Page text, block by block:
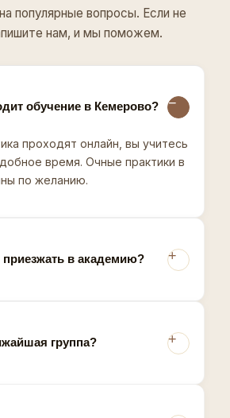
популярные вопросы. Если не
нам, и мы поможем.
обучение в Кемерово?
проходят онлайн, вы учитесь
время. Очные практики в
по желанию.
в академию?
группа?
по зонам и
что нужно для уверенного
без переплаты и консультация
угледобывающего Кузбасса
и их семей, где ценится
подача, а надежность процедуры
результат за разумные деньги.